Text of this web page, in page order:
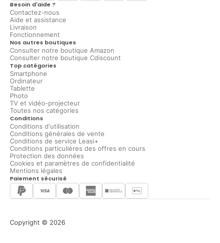
Besoin d'aide ?
Contactez-nous
Aide et assistance
Livraison
Fonctionnement
Nos autres boutiques
Consulter notre boutique Amazon
Consulter notre boutique Cdiscount
Top catégories
Smartphone
Ordinateur
Tablette
Photo
TV et vidéo-projecteur
Toutes nos catégories
Conditions
Conditions d'utilisation
Conditions générales de vente
Conditions de service Leasi+
Conditions particulières des offres en cours
Protection des données
Cookies et paramètres de confidentialité
Mentions légales
Paiement sécurisé
Copyright © 2026